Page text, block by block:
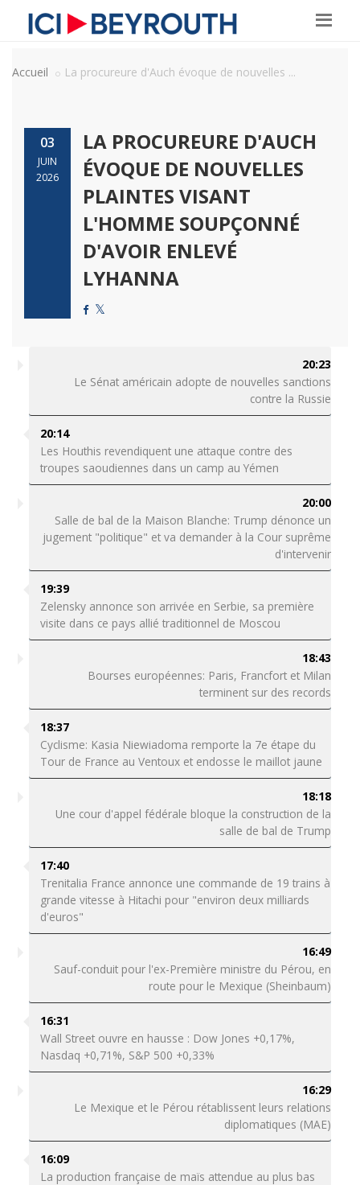
Accueil La procureure d'Auch évoque de nouvelles ...
03
JUIN
2026
LA PROCUREURE D'AUCH
ÉVOQUE DE NOUVELLES
PLAINTES VISANT
L'HOMME SOUPÇONNÉ
D'AVOIR ENLEVÉ
LYHANNA
20:23
Le Sénat américain adopte de nouvelles sanctions
contre la Russie
20:14
Les Houthis revendiquent une attaque contre des
troupes saoudiennes dans un camp au Yémen
20:00
Salle de bal de la Maison Blanche: Trump dénonce un
jugement "politique" et va demander à la Cour suprême
d'intervenir
19:39
Zelensky annonce son arrivée en Serbie, sa première
visite dans ce pays allié traditionnel de Moscou
18:43
Bourses européennes: Paris, Francfort et Milan
terminent sur des records
18:37
Cyclisme: Kasia Niewiadoma remporte la 7e étape du
Tour de France au Ventoux et endosse le maillot jaune
18:18
Une cour d'appel fédérale bloque la construction de la
salle de bal de Trump
17:40
Trenitalia France annonce une commande de 19 trains à
grande vitesse à Hitachi pour "environ deux milliards
d'euros"
16:49
Sauf-conduit pour l'ex-Première ministre du Pérou, en
route pour le Mexique (Sheinbaum)
16:31
Wall Street ouvre en hausse : Dow Jones +0,17%,
Nasdaq +0,71%, S&P 500 +0,33%
16:29
Le Mexique et le Pérou rétablissent leurs relations
diplomatiques (MAE)
16:09
La production française de maïs attendue au plus bas